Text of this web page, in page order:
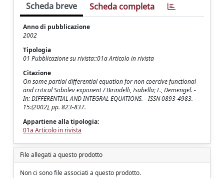
Scheda breve Scheda completa
Anno di pubblicazione
2002
Tipologia
01 Pubblicazione su rivista::01a Articolo in rivista
Citazione
On some partial differential equation for non coercive functional
and critical Sobolev exponent / Birindelli, Isabella; F., Demengel. -
In: DIFFERENTIAL AND INTEGRAL EQUATIONS. - ISSN 0893-4983. -
15:(2002), pp. 823-837.
Appartiene alla tipologia:
01a Articolo in rivista
File allegati a questo prodotto
Non ci sono file associati a questo prodotto.